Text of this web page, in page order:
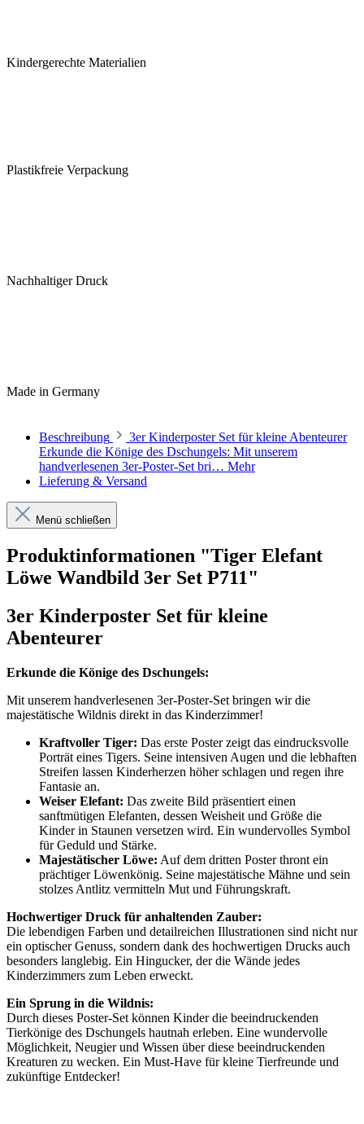
Kindergerechte Materialien
Plastikfreie Verpackung
Nachhaltiger Druck
Made in Germany
Beschreibung
3er Kinderposter Set für kleine Abenteurer
Erkunde die Könige des Dschungels: Mit unserem
handverlesenen 3er-Poster-Set bri… Mehr
Lieferung & Versand
Menü schließen
Produktinformationen "Tiger Elefant
Löwe Wandbild 3er Set P711"
3er Kinderposter Set für kleine
Abenteurer
Erkunde die Könige des Dschungels:
Mit unserem handverlesenen 3er-Poster-Set bringen wir die
majestätische Wildnis direkt in das Kinderzimmer!
Kraftvoller Tiger: Das erste Poster zeigt das eindrucksvolle
Porträt eines Tigers. Seine intensiven Augen und die lebhaften
Streifen lassen Kinderherzen höher schlagen und regen ihre
Fantasie an.
Weiser Elefant: Das zweite Bild präsentiert einen
sanftmütigen Elefanten, dessen Weisheit und Größe die
Kinder in Staunen versetzen wird. Ein wundervolles Symbol
für Geduld und Stärke.
Majestätischer Löwe: Auf dem dritten Poster thront ein
prächtiger Löwenkönig. Seine majestätische Mähne und sein
stolzes Antlitz vermitteln Mut und Führungskraft.
Hochwertiger Druck für anhaltenden Zauber:
Die lebendigen Farben und detailreichen Illustrationen sind nicht nur
ein optischer Genuss, sondern dank des hochwertigen Drucks auch
besonders langlebig. Ein Hingucker, der die Wände jedes
Kinderzimmers zum Leben erweckt.
Ein Sprung in die Wildnis:
Durch dieses Poster-Set können Kinder die beeindruckenden
Tierkönige des Dschungels hautnah erleben. Eine wundervolle
Möglichkeit, Neugier und Wissen über diese beeindruckenden
Kreaturen zu wecken. Ein Must-Have für kleine Tierfreunde und
zukünftige Entdecker!